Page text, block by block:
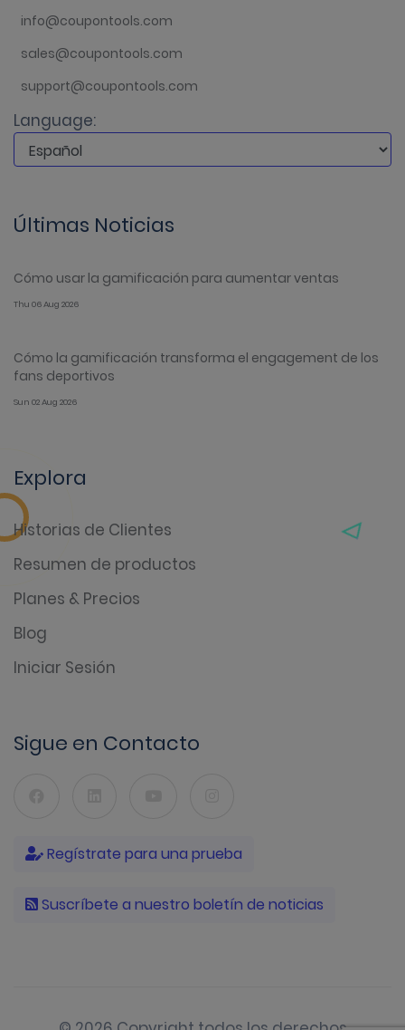
info@coupontools.com
sales@coupontools.com
support@coupontools.com
Language:
Últimas Noticias
Cómo usar la gamificación para aumentar ventas
Thu 06 Aug 2026
Cómo la gamificación transforma el engagement de los
fans deportivos
Sun 02 Aug 2026
Explora
Historias de Clientes
Resumen de productos
Planes & Precios
Blog
Iniciar Sesión
Sigue en Contacto
Regístrate para una prueba
Suscríbete a nuestro boletín de noticias